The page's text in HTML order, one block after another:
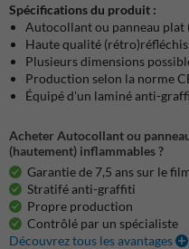
Spécifications du produit :
Autocollant ou panneau plat
Haute qualité
Plusieurs dimensions
Production selon la norme
Équipé d'un laminé anti-
Acheter Autocollant ou
(hautement) inflammables ?
Garantie de 7,5 ans sur le
Stratifé anti-graffiti
Propre production
Contrôlé par un spécialiste
Découvrez tous les avantages